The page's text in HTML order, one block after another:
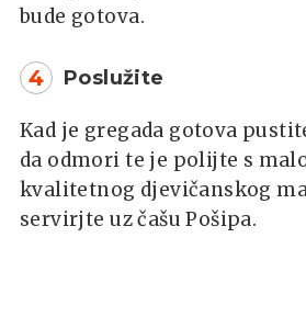
bude gotova.
4 Poslužite
Kad je gregada gotova
da odmori te je polijte s
kvalitetnog djevičanskog
servirjte uz čašu Pošipa.